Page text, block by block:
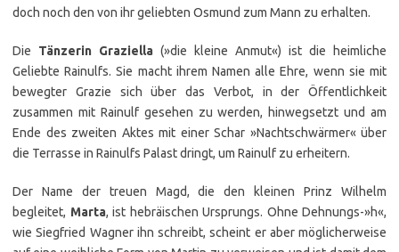
doch noch den von ihr geliebten Osmund zum Mann zu erhalten.
Die Tänzerin Graziella (»die kleine Anmut«) ist die heimliche
Geliebte Rainulfs. Sie macht ihrem Namen alle Ehre, wenn sie mit
bewegter Grazie sich über das Verbot, in der Öffentlichkeit
zusammen mit Rainulf gesehen zu werden, hinwegsetzt und am
Ende des zweiten Aktes mit einer Schar »Nachtschwärmer« über
die Terrasse in Rainulfs Palast dringt, um Rainulf zu erheitern.
Der Name der treuen Magd, die den kleinen Prinz Wilhelm
begleitet, Marta, ist hebräischen Ursprungs. Ohne Dehnungs-»h«,
wie Siegfried Wagner ihn schreibt, scheint er aber möglicherweise